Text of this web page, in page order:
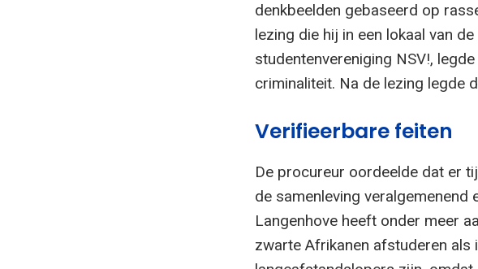
denkbeelden gebaseerd op
lezing die hij in een lokaal van
studentenvereniging NSV!,
criminaliteit. Na de lezing legde
Verifieerbare feiten
De procureur oordeelde dat er
de samenleving veralgemenend
Langenhove heeft onder meer
zwarte Afrikanen afstuderen als